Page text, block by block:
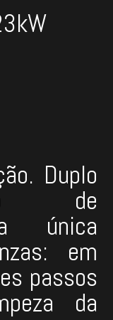
Duplo
de
única
em
passos
da